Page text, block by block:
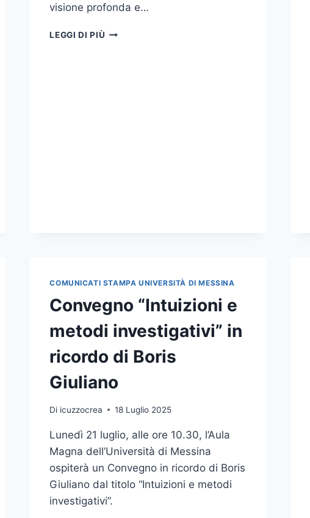
visione profonda e…
LEGGI DI PIÙ NOTA
COMUNICATI STAMPA UNIVERSITÀ DI MESSINA
Convegno “Intuizioni e
metodi investigativi” in
ricordo di Boris
Giuliano
Di icuzzocrea 18 Luglio 2025
Lunedì 21 luglio, alle ore 10.30, l’Aula
Magna dell’Università di Messina
ospiterà un Convegno in ricordo di Boris
Giuliano dal titolo “Intuizioni e metodi
investigativi”.